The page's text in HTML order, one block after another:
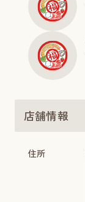
店舗情報
住所